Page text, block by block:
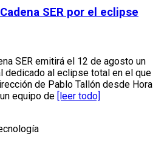
SER por el eclipse
SER emitirá el 12 de agosto un
dedicado al eclipse total en el que
de Pablo Tallón desde Hora
equipo de [leer todo]